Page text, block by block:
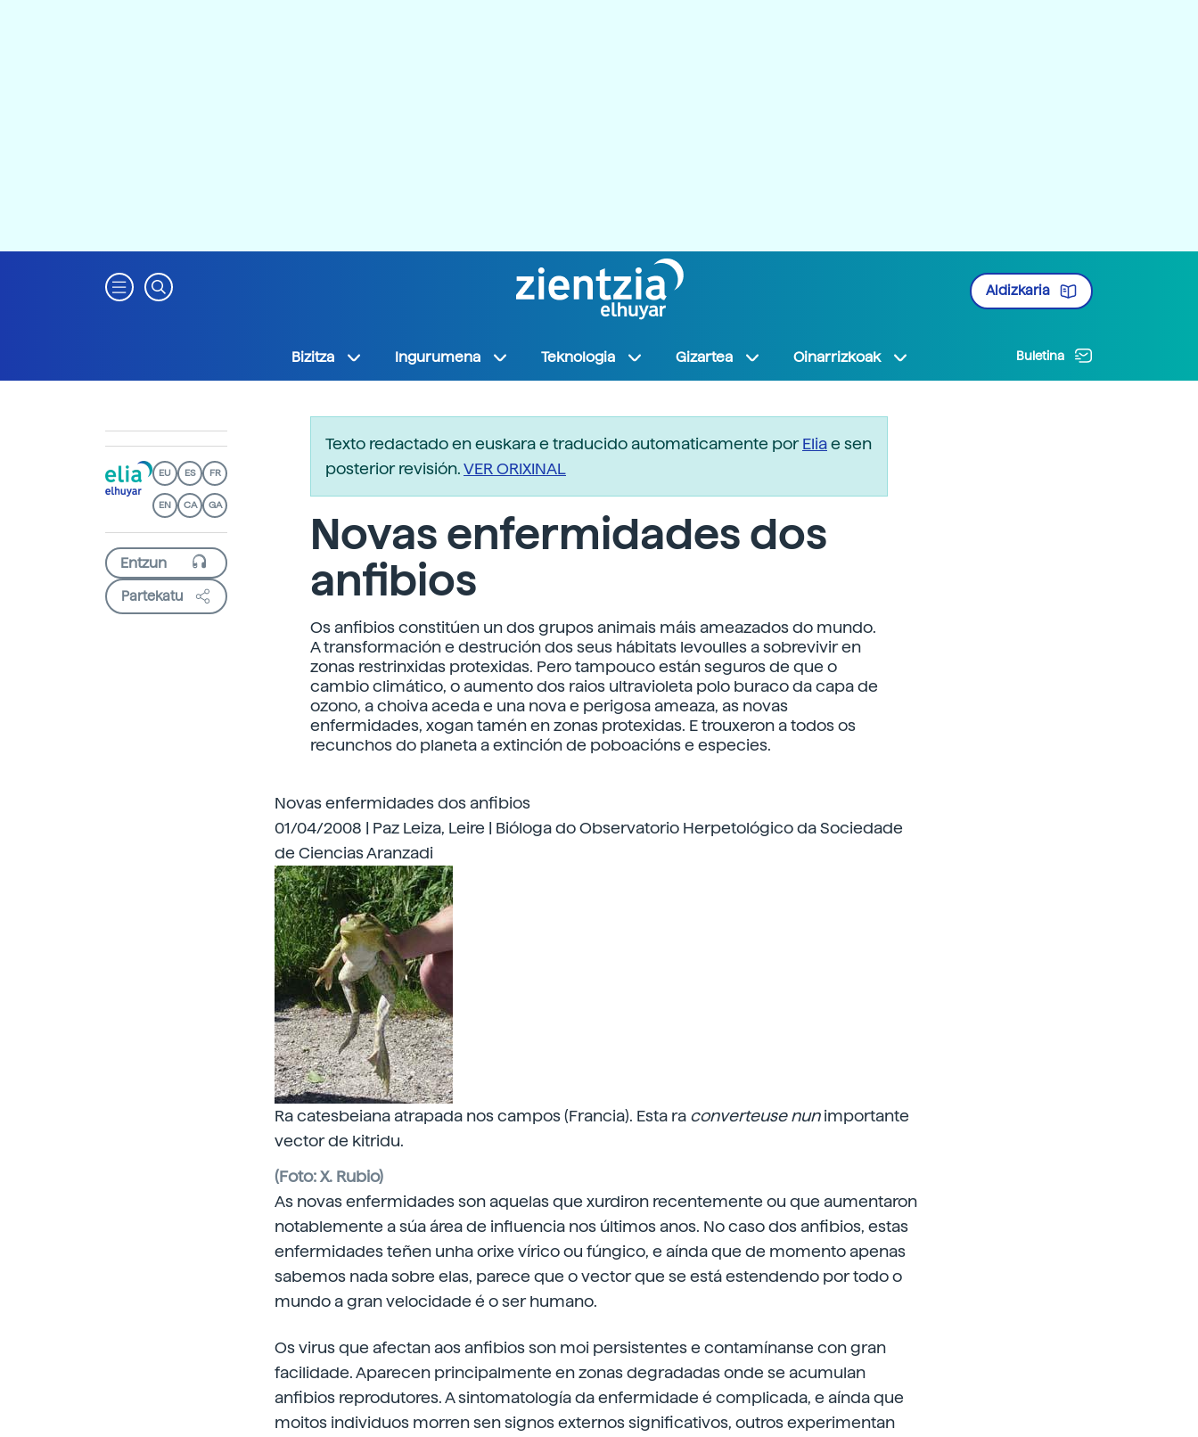
Aldizkaria
Bizitza Ingurumena Teknologia Gizartea Oinarrizkoak Buletina
EU ES FR
EN CA GA
Partekatu
Texto redactado en euskara e traducido automaticamente porEliae sen
posterior revisión.VER ORIXINAL
Novas enfermidades dos
anfibios
Os anfibios constitúen un dos grupos animais máis ameazados do mundo.
A transformación e destrución dos seus hábitats levoulles a sobrevivir en
zonas restrinxidas protexidas. Pero tampouco están seguros de que o
cambio climático, o aumento dos raios ultravioleta polo buraco da capa de
ozono, a choiva aceda e una nova e perigosa ameaza, as novas
enfermidades, xogan tamén en zonas protexidas. E trouxeron a todos os
recunchos do planeta a extinción de poboacións e especies.
Novas enfermidades dos anfibios
01/04/2008 | Paz Leiza, Leire | Bióloga do Observatorio Herpetológico da Sociedade
de Ciencias Aranzadi
Ra catesbeiana atrapada nos campos (Francia). Esta ra converteuse nunimportante
vector de kitridu.
(Foto: X. Rubio)
As novas enfermidades son aquelas que xurdiron recentemente ou que aumentaron
notablemente a súa área de influencia nos últimos anos. No caso dos anfibios, estas
enfermidades teñen unha orixe vírico ou fúngico, e aínda que de momento apenas
sabemos nada sobre elas, parece que o vector que se está estendendo por todo o
mundo a gran velocidade é o ser humano.
Os virus que afectan aos anfibios son moi persistentes e contamínanse con gran
facilidade. Aparecen principalmente en zonas degradadas onde se acumulan
anfibios reprodutores. A sintomatología da enfermidade é complicada, e aínda que
moitos individuos morren sen signos externos significativos, outros experimentan